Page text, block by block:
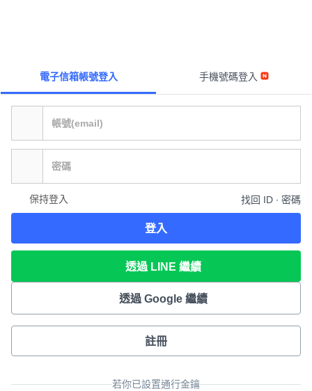
電子信箱帳號登入 手機號碼登入
保持登入 找回 ID ∙ 密碼
登入
透過 LINE 繼續
透過 Google 繼續
註冊
若你已設置通行金鑰